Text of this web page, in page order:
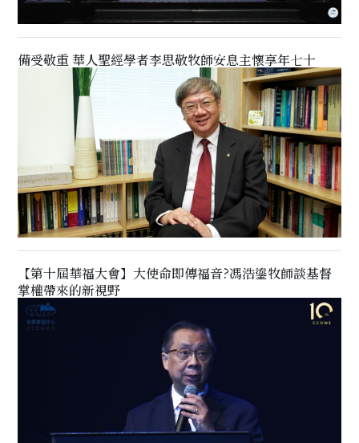
備受敬重 華人聖經學者李思敬牧師安息主懷享年七十
【第十屆華福大會】大使命即傳福音?馮浩鎏牧師談基督
掌權帶來的新視野